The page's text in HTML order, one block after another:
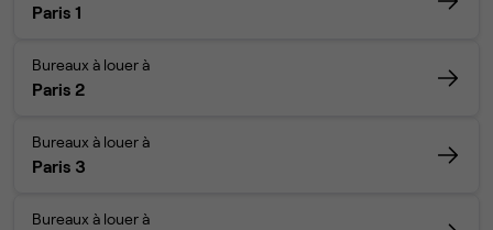
Paris 1
Bureaux à louer à
Paris 2
Bureaux à louer à
Paris 3
Bureaux à louer à